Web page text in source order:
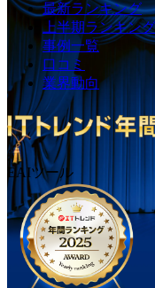
最新ランキング
上半期ランキング
事例一覧
口コミ
業界動向
EAIツール